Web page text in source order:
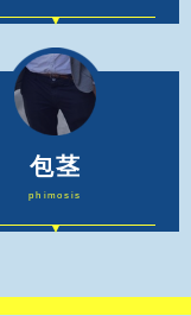
包茎
phimosis